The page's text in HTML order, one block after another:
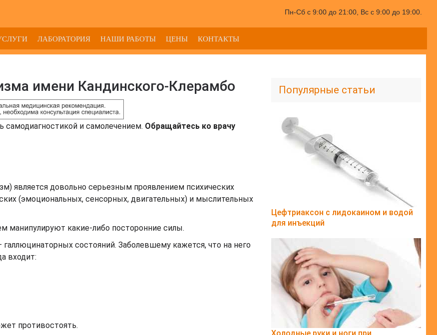
Пн-Сб с 9:00 до 21:00, Вс с 9:00 до 19:00.
ЛАБОРАТОРИЯ НАШИ РАБОТЫ ЦЕНЫ КОНТАКТЫ
имени Кандинского-Клерамбо
самодиагностикой и самолечением. Обращайтесь ко врачу
является довольно серьезным проявлением психических
(эмоциональных, сенсорных, двигательных) и мыслительных
манипулируют какие-либо посторонние силы.
состояний. Заболевшему кажется, что на него
входит:
противостоять.
Популярные статьи
Цефтриаксон с лидокаином и водой
для инъекций